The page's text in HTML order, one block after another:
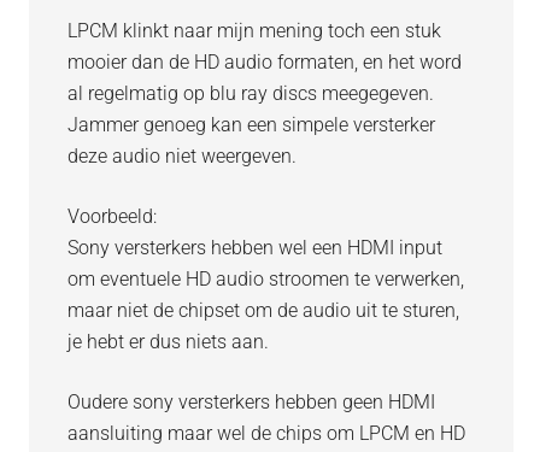
LPCM klinkt naar mijn mening toch een stuk
mooier dan de HD audio formaten, en het word
al regelmatig op blu ray discs meegegeven.
Jammer genoeg kan een simpele versterker
deze audio niet weergeven.
Voorbeeld:
Sony versterkers hebben wel een HDMI input
om eventuele HD audio stroomen te verwerken,
maar niet de chipset om de audio uit te sturen,
je hebt er dus niets aan.
Oudere sony versterkers hebben geen HDMI
aansluiting maar wel de chips om LPCM en HD